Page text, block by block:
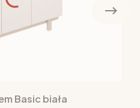
Basic biała